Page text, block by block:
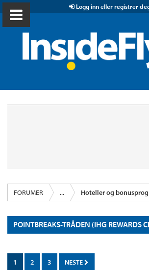
Logg inn eller registrer
FORUMER ... Hoteller og
POINTBREAKS-TRÅDEN (IHG REWARDS
1 2 3 NESTE